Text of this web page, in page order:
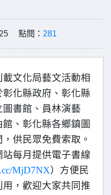
點閱： 281
文化局藝文活動相
化縣政府、彰化縣
書館、員林演藝
、彰化縣各鄉鎮圖
供民眾免費索取。
每月提供電子書線
MjD7NX）方便民
，歡迎大家共同推